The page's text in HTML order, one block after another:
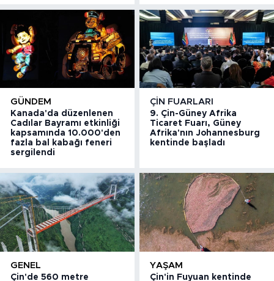
GÜNDEM
Kanada'da düzenlenen
Cadılar Bayramı etkinliği
kapsamında 10.000'den
fazla bal kabağı feneri
sergilendi
ÇIN FUARLARI
9. Çin-Güney Afrika
Ticaret Fuarı, Güney
Afrika'nın Johannesburg
kentinde başladı
GENEL
Çin'de 560 metre
YAŞAM
Çin'in Fuyuan kentinde